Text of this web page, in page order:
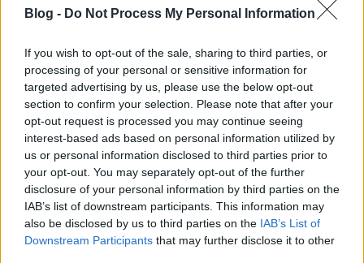
Blog - Do Not Process My Personal Information
If you wish to opt-out of the sale, sharing to third parties, or
processing of your personal or sensitive information for
targeted advertising by us, please use the below opt-out
section to confirm your selection. Please note that after your
opt-out request is processed you may continue seeing
interest-based ads based on personal information utilized by
us or personal information disclosed to third parties prior to
your opt-out. You may separately opt-out of the further
disclosure of your personal information by third parties on the
IAB’s list of downstream participants. This information may
also be disclosed by us to third parties on the IAB’s List of
Downstream Participants that may further disclose it to other
Hasonló, túlérett barack, némi egzotikus színezet,
krémes konzisztencia. Érett, széles, puhább savak,
kedvesebb, lágyabb, simább tapintatú a sor többi
tagjához képest. Az alkohol itt is melegíti a
lecsengést.
Halas Furmint 2008
Túlérett kajszi, karamell, törökméz, a sor szintjén
kevésbé komplex illat. Nagy test, telt íz, érezhető a
maradékcukor is. Szerkezetileg tömör, a cseresség
és a savak végig jól integráltak, miközben megvan a
kellő élénkség és hossz. Kerek egész.